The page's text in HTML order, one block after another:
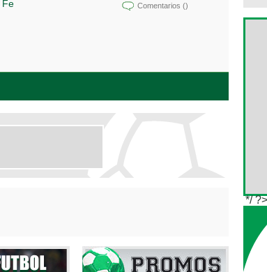
Fe
Comentarios ()
*/ ?>